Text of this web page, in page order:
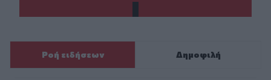
Ροή ειδήσεων Δημοφιλή